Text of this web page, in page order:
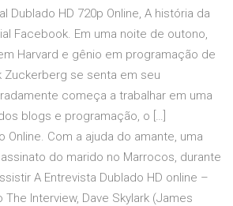
Dublado HD 720p Online, A história da
Facebook. Em uma noite de outono,
Harvard e gênio em programação de
Zuckerberg se senta em seu
começa a trabalhar em uma
blogs e programação, o […]
Online. Com a ajuda do amante, uma
do marido no Marrocos, durante
A Entrevista Dublado HD online –
Interview, Dave Skylark (James